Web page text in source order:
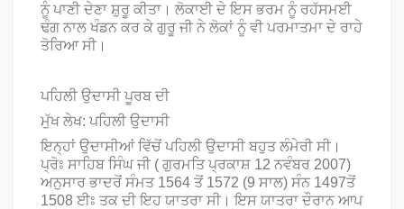
ਨੂੰ ਪਾਣੀ ਦੇਣਾ ਸ਼ੁਰੂ ਕੀਤਾ। ਲੋਕਾਈ ਦੇ ਇਸ ਭਰਮ ਨੂੰ ਰਹੱਸਮਈ
ਢੰਗ ਨਾਲ ਖੰਡਨ ਕਰ ਕੇ ਗੁਰੂ ਜੀ ਨੇ ਲੋਕਾਂ ਨੂੰ ਵੀ ਪਰਮਾਤਮਾ ਦੇ ਰਾਹੇ
ਤੋਰਿਆ ਸੀ।
ਪਹਿਲੀ ਉਦਾਸੀ ਪੂਰਬ ਦੀ
ਮੁੱਖ ਲੇਖ: ਪਹਿਲੀ ਉਦਾਸੀ
ਇਨ੍ਹਾਂ ਉਦਾਸੀਆਂ ਵਿੱਚੋਂ ਪਹਿਲੀ ਉਦਾਸੀ ਬਹੁਤ ਲੰਮੇਰੀ ਸੀ।
ਪ੍ਰੋਃ ਸਾਹਿਬ ਸਿੰਘ ਜੀ ( ਗੁਰਮਤਿ ਪ੍ਰਕਾਸ਼ 12 ਨਵੰਬਰ 2007)
ਅਨੁਸਾਰ ਭਾਦਰੋਂ ਸੰਮਤ 1564 ਤੋਂ 1572 (9 ਸਾਲ) ਸੰਨ 1497ਤੋਂ
1508 ਈਃ ਤਕ ਦੀ ਇਹ ਯਾਤਰਾ ਸੀ। ਇਸ ਯਾਤਰਾ ਦੌਰਾਨ ਆਪ